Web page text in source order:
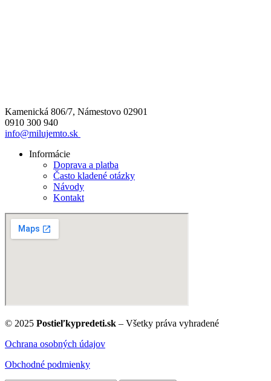
Kamenická 806/7, Námestovo 02901
0910 300 940
info@milujemto.sk
Informácie
Doprava a platba
Často kladené otázky
Návody
Kontakt
© 2025 Postieľkypredeti.sk – Všetky práva vyhradené
Ochrana osobných údajov
Obchodné podmienky